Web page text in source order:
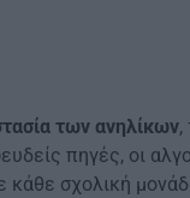
των ανηλίκων,
πηγές, οι
κάθε σχολική